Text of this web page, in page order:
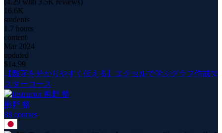
16.6K
students
1.7 hours
content
Mar 2024
updated
$14.99
【数字を分かりやすく伝える】エクセルで学ぶグラフ作成マ
スターコース
熊野 整
88 courses